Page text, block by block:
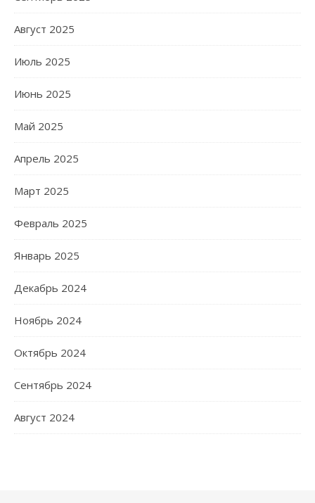
Август 2025
Июль 2025
Июнь 2025
Май 2025
Апрель 2025
Март 2025
Февраль 2025
Январь 2025
Декабрь 2024
Ноябрь 2024
Октябрь 2024
Сентябрь 2024
Август 2024